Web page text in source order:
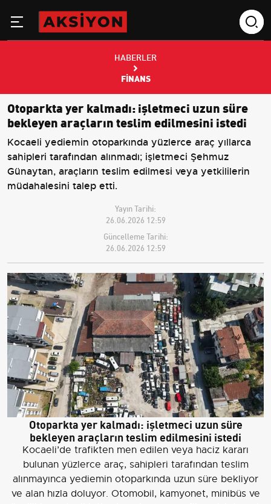
HABERLER
FINANS
Otoparkta yer kalmadı: işletmeci uzun süre
bekleyen araçların teslim edilmesini istedi
Kocaeli yediemin otoparkında yüzlerce araç yıllarca
sahipleri tarafından alınmadı; işletmeci Şehmuz
Günaytan, araçların teslim edilmesi veya yetkililerin
müdahalesini talep etti.
Yayın Tarihi:
26.06.2026 12:59
Güncelleme Tarihi:
26.06.2026 12:59
Otoparkta yer kalmadı: işletmeci uzun süre
bekleyen araçların teslim edilmesini istedi
Kocaeli’de trafikten men edilen veya haciz kararı
bulunan yüzlerce araç, sahipleri tarafından teslim
alınmayınca yediemin otoparkında uzun süre bekliyor
ve alan hızla doluyor. Otomobil, kamyonet, minibüs ve